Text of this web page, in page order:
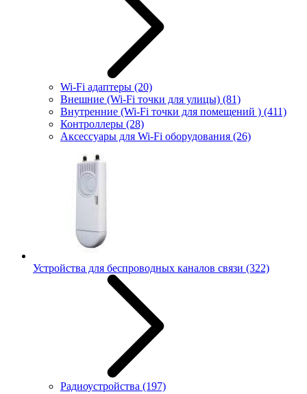
Wi-Fi адаптеры (20)
Внешние (Wi-Fi точки для улицы) (81)
Внутренние (Wi-Fi точки для помещений ) (411)
Контроллеры (28)
Аксессуары для Wi-Fi оборудования (26)
Устройства для беспроводных каналов связи (322)
Радиоустройства (197)